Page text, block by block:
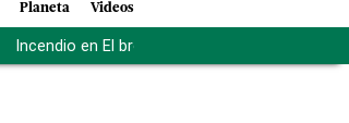
Planeta Videos
Incendio en El bronx